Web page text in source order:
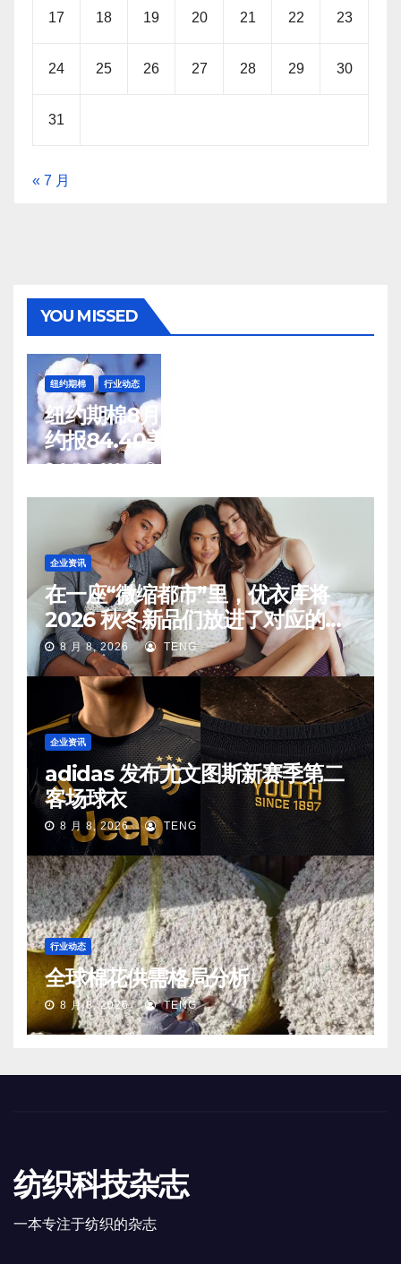
17 18 19 20 21 22 23
24 25 26 27 28 29 30
31
« 7 月
YOU MISSED
纽约期棉 行业动态
纽约期棉8月7日(周五)收涨12月合
约报84.40美分/磅
8 月 8, 2026 TENG
企业资讯
在一座“微缩都市”里，优衣库将
2026 秋冬新品们放进了对应的生
活场景中
8 月 8, 2026 TENG
企业资讯
adidas 发布尤文图斯新赛季第二
客场球衣
8 月 8, 2026 TENG
行业动态
全球棉花供需格局分析
8 月 8, 2026 TENG
纺织科技杂志
一本专注于纺织的杂志